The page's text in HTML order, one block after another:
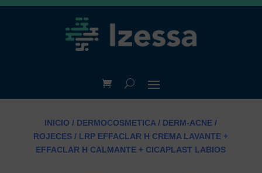
INICIO / DERMOCOSMETICA / DERM-ACNE /
ROJECES / LRP EFFACLAR H CREMA LAVANTE +
EFFACLAR H CALMANTE + CICAPLAST LABIOS